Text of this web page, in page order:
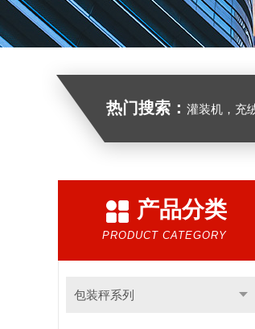
热门搜索： 灌装机，充
产品分类
PRODUCT CATEGORY
包装秤系列